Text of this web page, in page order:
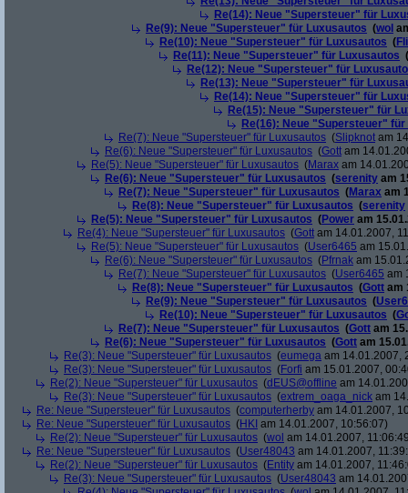
Re(14): Neue "Supersteuer" für
Re(9): Neue "Supersteuer" für Luxusautos (wol
Re(10): Neue "Supersteuer" für Luxusautos (
Re(11): Neue "Supersteuer" für Luxusautos (
Re(12): Neue "Supersteuer" für
Re(13): Neue "Supersteuer" für
Re(14): Neue "Supersteuer" für
Re(15): Neue "Supersteuer" für
Re(16): Neue "Supersteuer"
Re(7): Neue "Supersteuer" für Luxusautos (Slipknot am
Re(6): Neue "Supersteuer" für Luxusautos (Gott am
Re(5): Neue "Supersteuer" für Luxusautos (Marax am
Re(6): Neue "Supersteuer" für Luxusautos (serenity am
Re(7): Neue "Supersteuer" für Luxusautos (Marax am
Re(8): Neue "Supersteuer" für Luxusautos (serenity
Re(5): Neue "Supersteuer" für Luxusautos (Power am
Re(4): Neue "Supersteuer" für Luxusautos (Gott am 14.01.2007,
Re(5): Neue "Supersteuer" für Luxusautos (User6465 am
Re(6): Neue "Supersteuer" für Luxusautos (Pfrnak am
Re(7): Neue "Supersteuer" für Luxusautos (User6465 am
Re(8): Neue "Supersteuer" für Luxusautos (Gott am
Re(9): Neue "Supersteuer" für Luxusautos (
Re(10): Neue "Supersteuer" für Luxusautos (
Re(7): Neue "Supersteuer" für Luxusautos (Gott am
Re(6): Neue "Supersteuer" für Luxusautos (Gott am
Re(3): Neue "Supersteuer" für Luxusautos (eumega am 14.01.2007,
Re(3): Neue "Supersteuer" für Luxusautos (Forfi am 15.01.2007,
Re(2): Neue "Supersteuer" für Luxusautos (dEUS@offline am
Re(3): Neue "Supersteuer" für Luxusautos (extrem_oaga_nick am
Re: Neue "Supersteuer" für Luxusautos (computerherby am 14.01.2007,
Re: Neue "Supersteuer" für Luxusautos (HKI am 14.01.2007, 10:56:07)
Re(2): Neue "Supersteuer" für Luxusautos (wol am 14.01.2007,
Re: Neue "Supersteuer" für Luxusautos (User48043 am 14.01.2007,
Re(2): Neue "Supersteuer" für Luxusautos (Entity am 14.01.2007,
Re(3): Neue "Supersteuer" für Luxusautos (User48043 am